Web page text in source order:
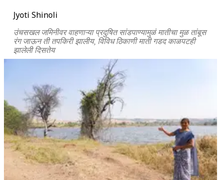
Jyoti Shinoli
उंचसखल जमिनीवर वाहणाऱ्या प्रदुषित सांडपाण्यामुळं मातीचा मुळ तांबूस
रंग जाऊन ती तपकिरी झालीय, विविध ठिकाणी माती गडद काळपटही
झालेली दिसतेय